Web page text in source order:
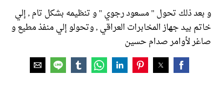
و بعد ذلك تحول " مسعود رجوي " و تنظيمه بشكل تام , إلي
خاتم بيد جهاز المخابرات العراقي , وتحولو إلي منفذ مطيع و
صاغر لأوامر صدام حسين